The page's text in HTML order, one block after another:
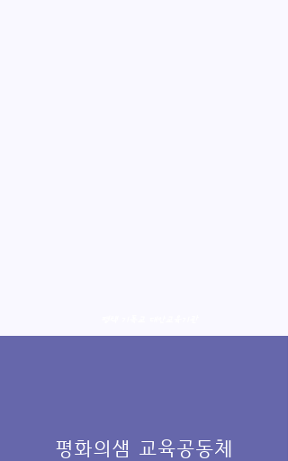
평화의샘 교육공동체